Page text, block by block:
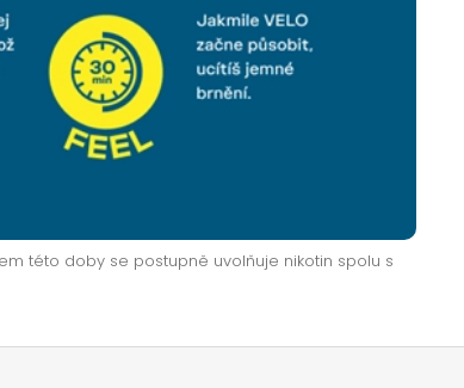
této doby se postupně uvolňuje nikotin spolu s